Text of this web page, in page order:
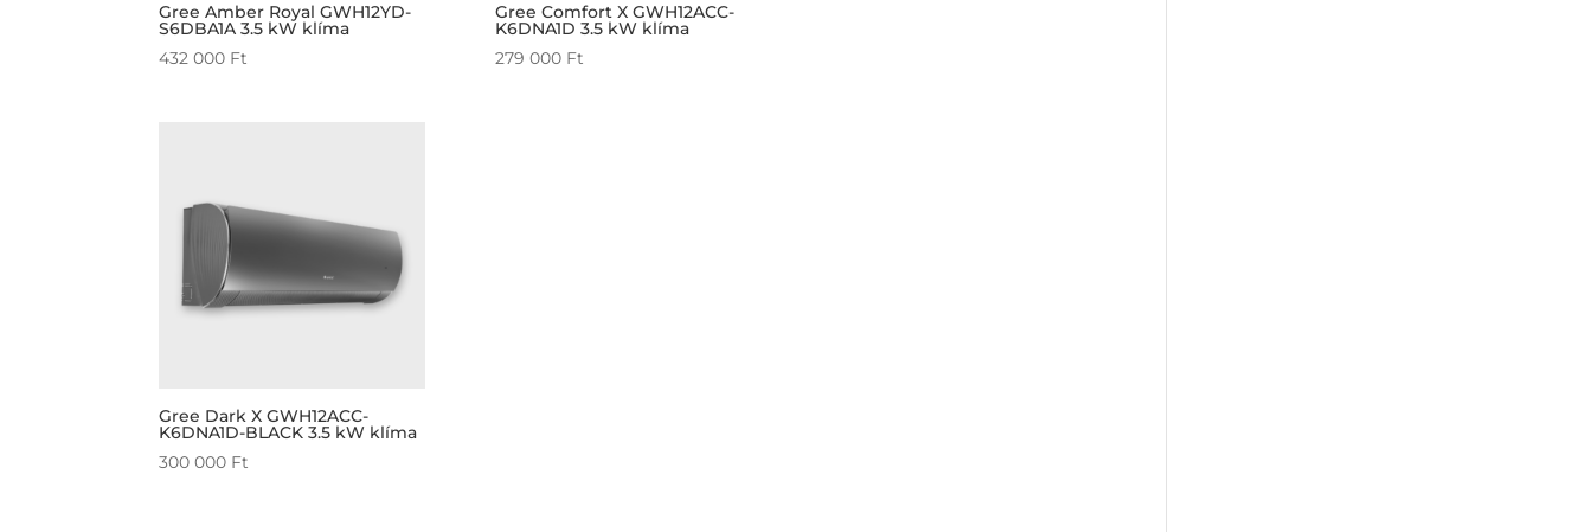
Gree Amber Royal GWH12YD-
S6DBA1A 3.5 kW klíma
432 000 Ft
Gree Comfort X GWH12ACC-
K6DNA1D 3.5 kW klíma
279 000 Ft
Gree Dark X GWH12ACC-
K6DNA1D-BLACK 3.5 kW klíma
300 000 Ft